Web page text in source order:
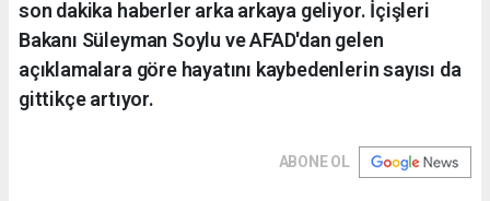
son dakika haberler arka arkaya geliyor. İçişleri
Bakanı Süleyman Soylu ve AFAD'dan gelen
açıklamalara göre hayatını kaybedenlerin sayısı da
gittikçe artıyor.
ABONE OL